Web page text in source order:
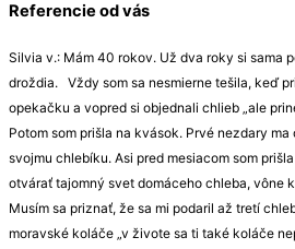
Referencie od vás
Silvia v.: Mám 40 rokov. Už dva roky si sama
droždia. Vždy som sa nesmierne tešila, keď
opekačku a vopred si objednali chlieb „ale
Potom som prišla na kvások. Prvé nezdary
svojmu chlebíku. Asi pred mesiacom som
otvárať tajomný svet domáceho chleba, vône
Musím sa priznať, že sa mi podaril až tretí
moravské koláče „v živote sa ti také koláče